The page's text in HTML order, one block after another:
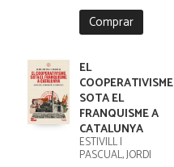
Comprar
EL
COOPERATIVISME
SOTA EL
FRANQUISME A
CATALUNYA
ESTIVILL I
PASCUAL, JORDI